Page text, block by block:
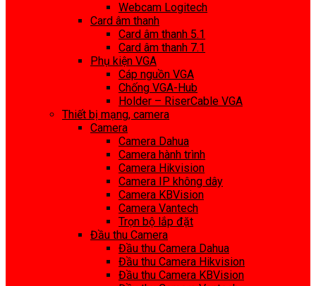
Webcam Logitech
Card âm thanh
Card âm thanh 5.1
Card âm thanh 7.1
Phụ kiện VGA
Cáp nguồn VGA
Chống VGA-Hub
Holder – RiserCable VGA
Thiết bị mạng, camera
Camera
Camera Dahua
Camera hành trình
Camera Hikvision
Camera IP không dây
Camera KBVision
Camera Vantech
Trọn bộ lắp đặt
Đầu thu Camera
Đầu thu Camera Dahua
Đầu thu Camera Hikvision
Đầu thu Camera KBVision